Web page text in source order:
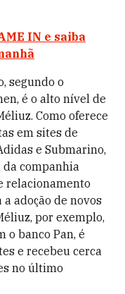
IN e saiba
segundo o
é o alto nível de
Como oferece
em sites de
e Submarino,
companhia
relacionamento
adoção de novos
por exemplo,
o banco Pan, é
e recebeu cerca
no último